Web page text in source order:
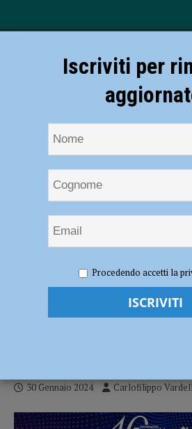
contro il Carpi, Under 16 sconfitta dalla
Rugby – La Cadetta Lyons
30 Gennaio 2024 Carlofilippo
Iscriviti per
Procedendo accetti la